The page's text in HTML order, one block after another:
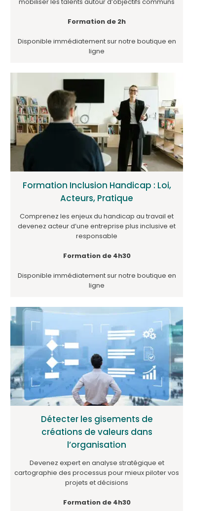
mobiliser les talents autour d’objectifs communs
Formation de 2h
Disponible immédiatement sur notre boutique en
ligne
Formation Inclusion Handicap : Loi,
Acteurs, Pratique
Comprenez les enjeux du handicap au travail et
devenez acteur d’une entreprise plus inclusive et
responsable
Formation de 4h30
Disponible immédiatement sur notre boutique en
ligne
Détecter les gisements de
créations de valeurs dans
l’organisation
Devenez expert en analyse stratégique et
cartographie des processus pour mieux piloter vos
projets et décisions
Formation de 4h30